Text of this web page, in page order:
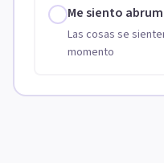
Me siento
Las cosas se
momento